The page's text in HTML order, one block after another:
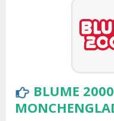
BLUME 2000